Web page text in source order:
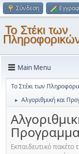
Σύνδεση
Το Στέκι των
Main Menu
Το Στέκι των
► Αλγοριθμική και
Εκπαιδευτικό